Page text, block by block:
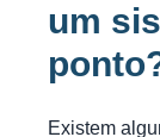
um
Existem